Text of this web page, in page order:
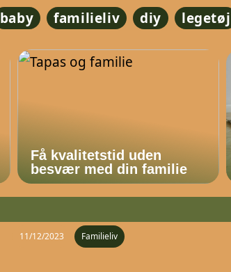
baby familieliv diy legetøj
Få kvalitetstid uden
besvær med din familie
11/12/2023 Familieliv